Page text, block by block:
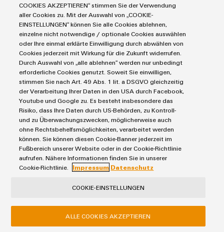
Produkte
IIoT & Automation Software
Industriedrucker
Koppelrelais
Leiterplattensteckverbinder und Leiterplattenklemmen
Markierungssysteme
Reihenklemmen
Stromversorgungen
Lösungen & Technologien
Automatisierung
Industrial IoT
Industrial Security
Single Pair Ethernet
Smart Metering
SNAP IN Anschlusstechnologie
Workplace Solutions
Service
Connectivity Consulting
eShop / Digitale Bestellmöglichkeiten
Engineering-Daten
PCB Connector Services
Support Center
Technische Produktkataloge
Industrien
Datencenter
Gerätehersteller
Maschinenbau
Photovoltaik
Windenergie
Impressum
Einkaufs- /Lieferanteninformationen
Cookie Einstellungen
COOKIES AKZEPTIEREN“ stimmen Sie der Verwendung
aller Cookies zu. Mit der Auswahl von „COOKIE-
EINSTELLUNGEN“ können Sie alle Cookies ablehnen,
einzelne nicht notwendige / optionale Cookies auswählen
oder Ihre einmal erklärte Einwilligung durch abwählen von
Cookies jederzeit mit Wirkung für die Zukunft widerrufen.
Durch Auswahl von „alle ablehnen“ werden nur unbedingt
erforderliche Cookies genutzt. Soweit Sie einwilligen,
stimmen Sie nach Art. 49 Abs. 1 lit. a DSGVO gleichzeitig
der Verarbeitung Ihrer Daten in den USA durch Facebook,
Youtube und Google zu. Es besteht insbesondere das
Risiko, dass Ihre Daten durch US-Behörden, zu Kontroll-
und zu Überwachungszwecken, möglicherweise auch
ohne Rechtsbehelfsmöglichkeiten, verarbeitet werden
können. Sie können diesen Cookie-Banner jederzeit im
Fußbereich unserer Website oder in der Cookie-Richtlinie
aufrufen. Nähere Informationen finden Sie in unserer
Cookie-Richtlinie.
Impressum Datenschutz
COOKIE-EINSTELLUNGEN
ALLE COOKIES AKZEPTIEREN